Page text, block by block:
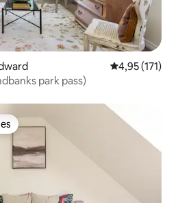
4,95 de uma
4,95 (171)
Fairfield ( sandbanks park pass)
dos hóspedes